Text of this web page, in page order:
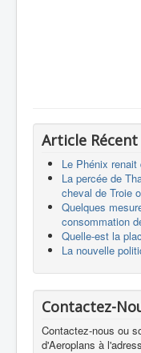
Article Récent
Le Phénix
La percée de
cheval de Troie
Quelques
consommation
Quelle-est la
La nouvelle
Contactez-
Contactez-nous ou
d'Aeroplans à